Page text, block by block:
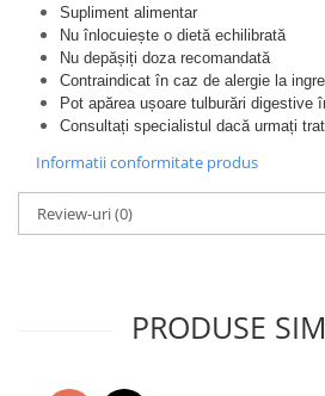
Supliment alimentar
Nu înlocuiește o dietă echilibrată
Nu depășiți doza recomandată
Contraindicat în caz de alergie la
Pot apărea ușoare tulburări digestive
Consultați specialistul dacă urmați
Informatii conformitate produs
Review-uri(0)
PRODUSE